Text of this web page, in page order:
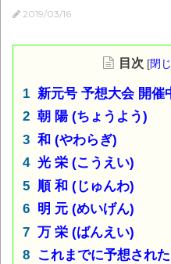
2019/03/16
目次 [閉
新元号 予想大会 開催
朝 陽 (ちょうよう)
和 (やわらぎ)
光 栄 (こうえい)
順 和 (じゅんわ)
明 元 (めいげん)
万 栄 (ばんえい)
これまでに予想され